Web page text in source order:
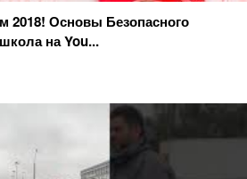
Основы Безопасного
на You...